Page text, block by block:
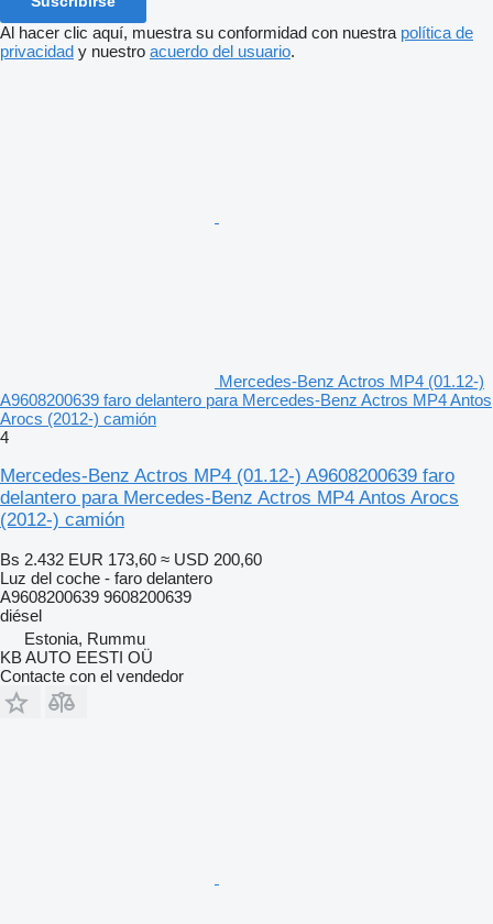
Al hacer clic aquí, muestra su conformidad con nuestra política de
privacidad y nuestro acuerdo del usuario.
Mercedes-Benz Actros MP4 (01.12-)
A9608200639 faro delantero para Mercedes-Benz Actros MP4 Antos
Arocs (2012-) camión
4
Mercedes-Benz Actros MP4 (01.12-) A9608200639 faro
delantero para Mercedes-Benz Actros MP4 Antos Arocs
(2012-) camión
Bs 2.432 EUR 173,60 ≈ USD 200,60
Luz del coche - faro delantero
A9608200639 9608200639
diésel
Estonia, Rummu
KB AUTO EESTI OÜ
Contacte con el vendedor